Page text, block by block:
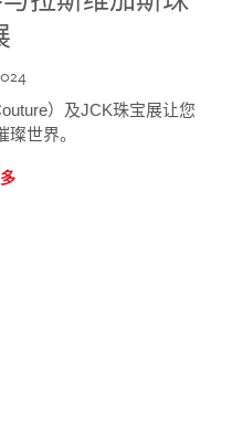
）及JCK珠宝展让您
世界。